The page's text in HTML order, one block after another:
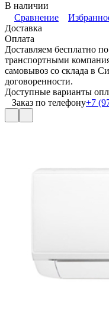
В наличии
Сравнение
Доставка
Оплата
Доставляем бесплатно
транспортными
самовывоз со склада в
договоренности.
Доступные варианты
Заказ по телефону+7